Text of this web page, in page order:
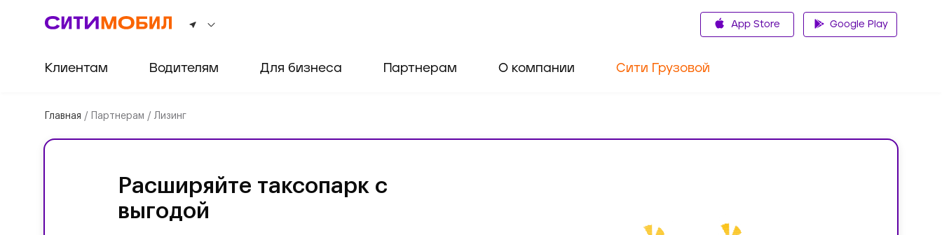
App Store Google Play
Клиентам Водителям Для бизнеса Партнерам О компании Сити Грузовой
Главная / Партнерам / Лизинг
Расширяйте таксопарк с
выгодой